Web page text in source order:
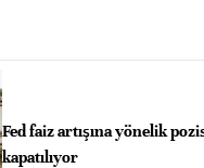
Fed faiz artışına yönelik
kapatılıyor